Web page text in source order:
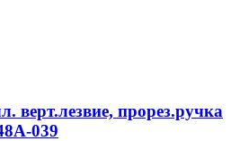
верт.лезвие, прорез.ручка
039